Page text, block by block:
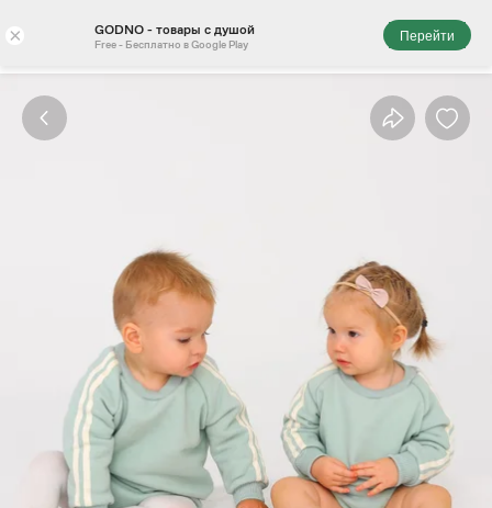
× GODNO - товары с душой
Free - Бесплатно в Google Play
Перейти